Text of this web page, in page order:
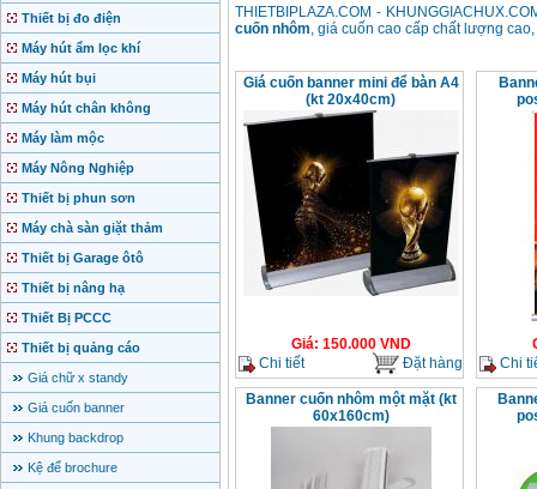
Thiết bị đo điện
Máy hút ẩm lọc khí
Máy hút bụi
Máy hút chân không
Máy làm mộc
Máy Nông Nghiệp
Thiết bị phun sơn
Máy chà sàn giặt thảm
Thiết bị Garage ôtô
Thiết bị nâng hạ
Thiết Bị PCCC
Thiết bị quảng cáo
Giá chữ x standy
Giá cuốn banner
Khung backdrop
Kệ để brochure
THIETBIPLAZA.COM -
cuốn nhôm, giá cuốn cao cấp chất lượng
Giá cuốn banner mini để bàn A4
(kt 20x40cm)
Giá: 150.000VND
Chi tiết
Đặt hàng
Chi
Banner cuốn nhôm một mặt (kt
60x160cm)